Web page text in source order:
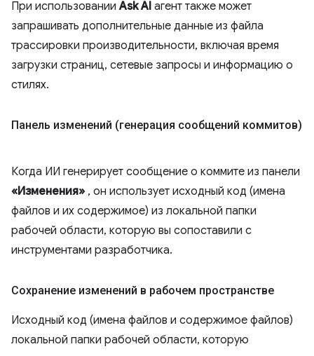
При использованииAsk AI агент также может
запрашивать дополнительные данные из файла
трассировки производительности, включая время
загрузки страниц, сетевые запросы и информацию о
стилях.
Панель изменений (генерация сообщений коммитов)
Когда ИИ генерирует сообщение о коммите из панели
«Изменения» , он использует исходный код (имена
файлов и их содержимое) из локальной папки
рабочей области, которую вы сопоставили с
инструментами разработчика.
Сохранение изменений в рабочем пространстве
Исходный код (имена файлов и содержимое файлов)
локальной папки рабочей области, которую